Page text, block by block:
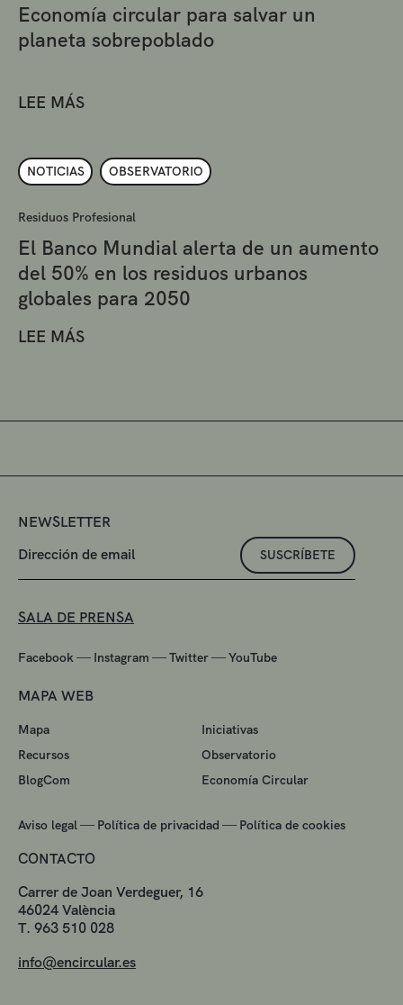
Economía circular para salvar un
planeta sobrepoblado
LEE MÁS
NOTICIAS OBSERVATORIO
Residuos Profesional
El Banco Mundial alerta de un aumento
del 50% en los residuos urbanos
globales para 2050
LEE MÁS
NEWSLETTER
SUSCRÍBETE
SALA DE PRENSA
Facebook— Instagram —Twitter—YouTube
MAPA WEB
Mapa
Iniciativas
Recursos
Observatorio
BlogCom
Economía Circular
Aviso legal— Política de privacidad — Política de cookies
CONTACTO
Carrer de Joan Verdeguer, 16
46024 València
T. 963 510 028
info@encircular.es